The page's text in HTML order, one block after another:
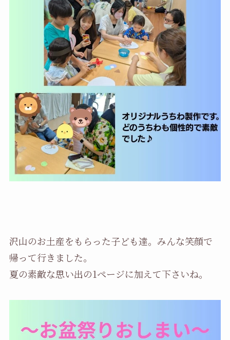
沢山のお土産をもらった子ども達。みんな笑顔で
帰って行きました。
夏の素敵な思い出の1ページに加えて下さいね。